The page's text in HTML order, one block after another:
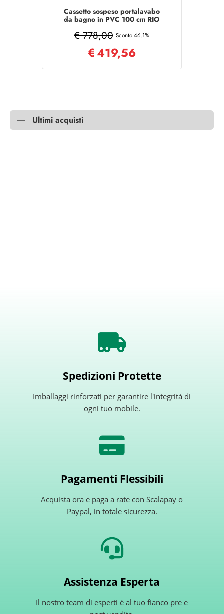
Cassetto sospeso portalavabo
da bagno in PVC 100 cm RIO
€ 778,00 Sconto 46.1%
€419,56
Ultimi acquisti
Spedizioni Protette
Imballaggi rinforzati per garantire l'integrità di
ogni tuo mobile.
Pagamenti Flessibili
Acquista ora e paga a rate con Scalapay o
Paypal, in totale sicurezza.
Assistenza Esperta
Il nostro team di esperti è al tuo fianco pre e